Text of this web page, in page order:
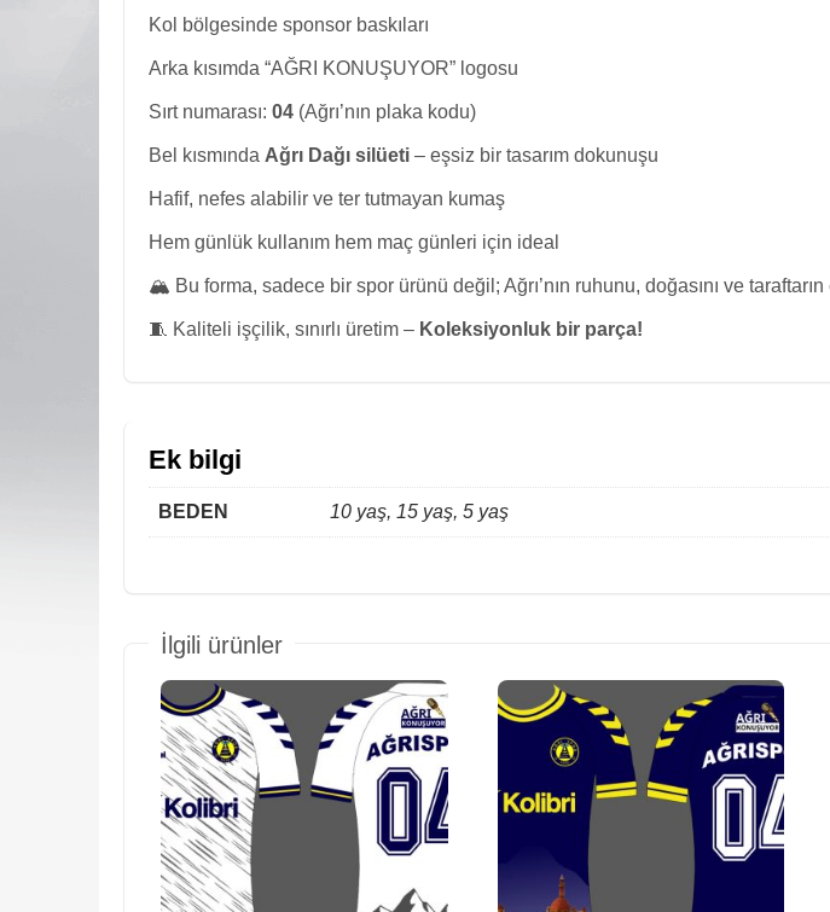
Kol bölgesinde sponsor baskıları
Arka kısımda “AĞRI KONUŞUYOR” logosu
Sırt numarası:04 (Ağrı’nın plaka kodu)
Bel kısmında Ağrı Dağı silüeti – eşsiz bir tasarım dokunuşu
Hafif, nefes alabilir ve ter tutmayan kumaş
Hem günlük kullanım hem maç günleri için ideal
🏔️ Bu forma, sadece bir spor ürünü değil; Ağrı’nın ruhunu, doğasını ve
🧵 Kaliteli işçilik, sınırlı üretim – Koleksiyonluk bir parça!
Ek bilgi
BEDEN 10 yaş, 15 yaş, 5 yaş
İlgili ürünler